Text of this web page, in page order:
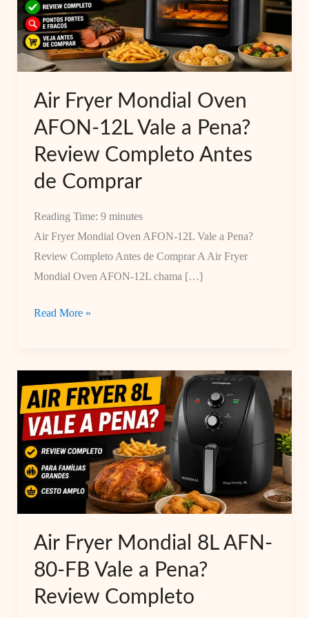
Air Fryer Mondial Oven
AFON-12L Vale a Pena?
Review Completo Antes
de Comprar
Reading Time: 9 minutes
Air Fryer Mondial Oven AFON-12L Vale a Pena?
Review Completo Antes de Comprar A Air Fryer
Mondial Oven AFON-12L chama […]
Air
Oven
AFON-
12L
Vale
a
Pena?
Review
Completo
Antes
de
Comprar
Read More »
Air Fryer Mondial 8L AFN-
80-FB Vale a Pena?
Review Completo